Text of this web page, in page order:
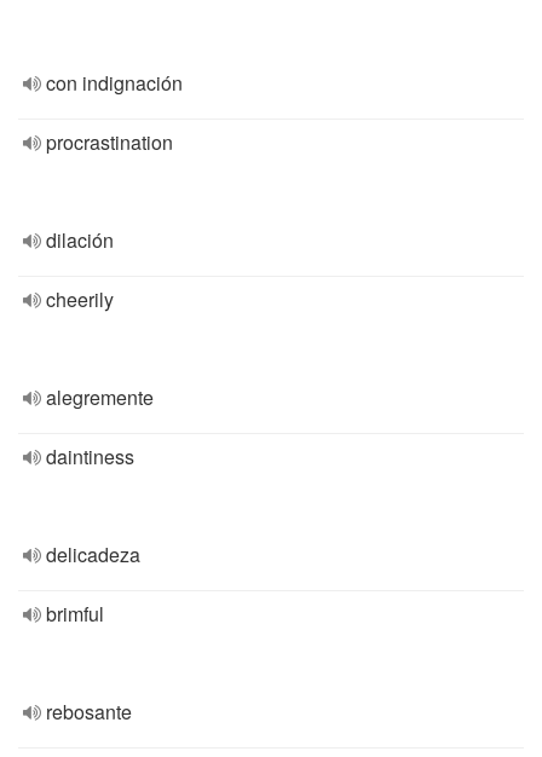
con indignación
procrastination
dilación
cheerily
alegremente
daintiness
delicadeza
brimful
rebosante